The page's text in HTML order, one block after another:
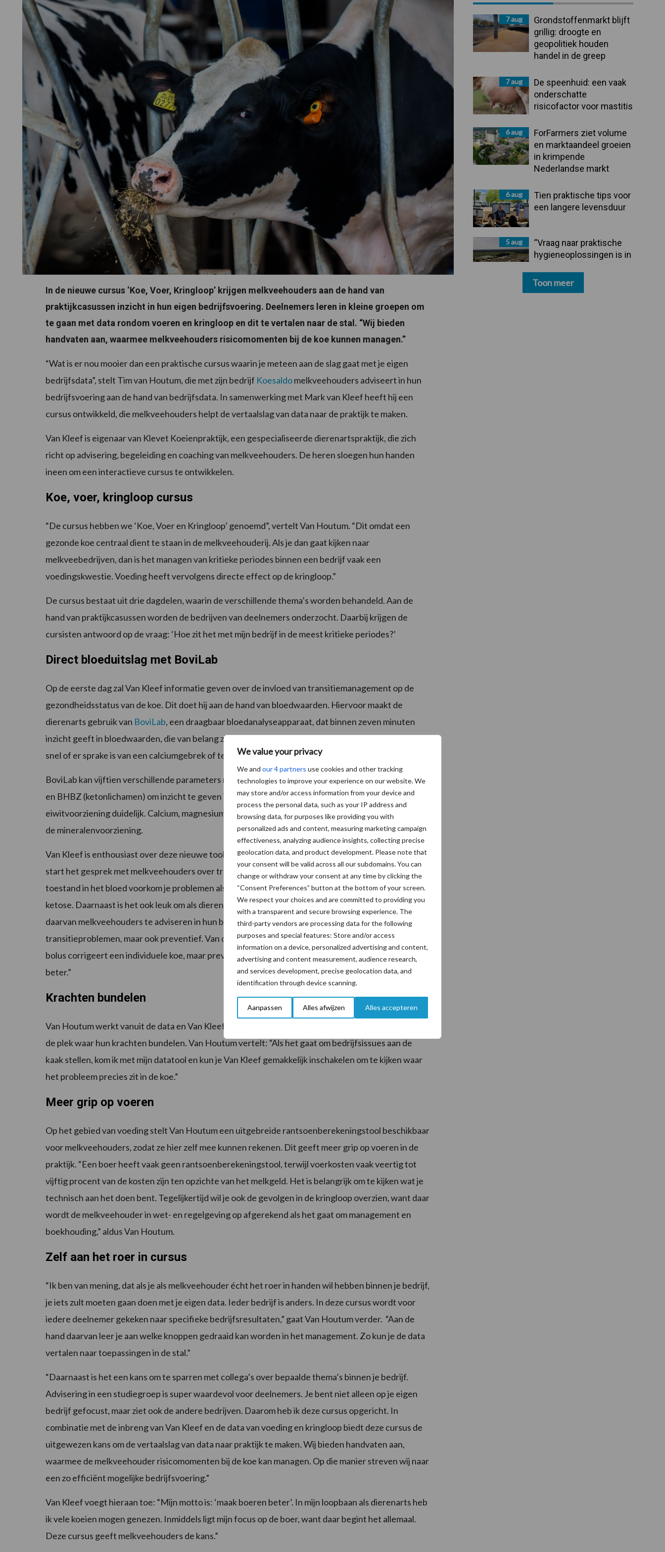
We value your privacy
We and our 4 partners use cookies and other tracking
technologies to improve your experience on our website. We
may store and/or access information from your device and
process the personal data, such as your IP address and
browsing data, for purposes like providing you with
personalized ads and content, measuring marketing campaign
effectiveness, analyzing audience insights, collecting precise
geolocation data, and product development. Please note that
your consent will be valid across all our subdomains. You can
change or withdraw your consent at any time by clicking the
“Consent Preferences” button at the bottom of your screen.
We respect your choices and are committed to providing you
with a transparent and secure browsing experience. The
third-party vendors are processing data for the following
purposes and special features: Store and/or access
information on a device, personalized advertising and content,
advertising and content measurement, audience research,
and services development, precise geolocation data, and
identification through device scanning.
Aanpassen Alles afwijzen Alles accepteren
In de nieuwe cursus ‘Koe, Voer, Kringloop’ krijgen melkveehouders aan de hand van
praktijkcasussen inzicht in hun eigen bedrijfsvoering. Deelnemers leren in kleine groepen om
te gaan met data rondom voeren en kringloop en dit te vertalen naar de stal. “Wij bieden
handvaten aan, waarmee melkveehouders risicomomenten bij de koe kunnen managen.”
“Wat is er nou mooier dan een praktische cursus waarin je meteen aan de slag gaat met je eigen
bedrijfsdata”, stelt Tim van Houtum, die met zijn bedrijf Koesaldomelkveehouders adviseert in hun
bedrijfsvoering aan de hand van bedrijfsdata. In samenwerking met Mark van Kleef heeft hij een
cursus ontwikkeld, die melkveehouders helpt de vertaalslag van data naar de praktijk te maken.
Van Kleef is eigenaar van Klevet Koeienpraktijk, een gespecialiseerde dierenartspraktijk, die zich
richt op advisering, begeleiding en coaching van melkveehouders. De heren sloegen hun handen
ineen om een interactieve cursus te ontwikkelen.
Koe, voer, kringloop cursus
“De cursus hebben we ‘Koe, Voer en Kringloop’ genoemd”, vertelt Van Houtum. “Dit omdat een
gezonde koe centraal dient te staan in de melkveehouderij. Als je dan gaat kijken naar
melkveebedrijven, dan is het managen van kritieke periodes binnen een bedrijf vaak een
voedingskwestie. Voeding heeft vervolgens directe effect op de kringloop.”
De cursus bestaat uit drie dagdelen, waarin de verschillende thema’s worden behandeld. Aan de
hand van praktijkcasussen worden de bedrijven van deelnemers onderzocht. Daarbij krijgen de
cursisten antwoord op de vraag: ‘Hoe zit het met mijn bedrijf in de meest kritieke periodes?’
Direct bloeduitslag met BoviLab
Op de eerste dag zal Van Kleef informatie geven over de invloed van transitiemanagement op de
gezondheidsstatus van de koe. Dit doet hij aan de hand van bloedwaarden. Hiervoor maakt de
dierenarts gebruik van BoviLab, een draagbaar bloedanalyseapparaat, dat binnen zeven minuten
inzicht geeft in bloedwaarden, die van belang zijn in de transitieperiode. Zo weet de melkveehouder
snel of er sprake is van een calciumgebrek of teveel vetafbraak.
BoviLab kan vijftien verschillende parameters meten. De transitieslide meet NEFA (vrije vetzuren)
en BHBZ (ketonlichamen) om inzicht te geven in de energievoorziening van de koe. Ureum maakt de
eiwitvoorziening duidelijk. Calcium, magnesium en fosforwaarden in het bloed vertellen meer over
de mineralenvoorziening.
Van Kleef is enthousiast over deze nieuwe tool in de melkveehouderij. Hij vertelt hierover: “BoviLab
start het gesprek met melkveehouders over transitiemanagement. Als je vroeg inspeelt op de
toestand in het bloed voorkom je problemen als lebmaagdraaiing, aan de nageboorte blijven staan en
ketose. Daarnaast is het ook leuk om als dierenarts zelf uitslagen te genereren en aan de hand
daarvan melkveehouders te adviseren in hun bedrijfsvoering.” BoviLab is te gebruiken bij
transitieproblemen, maar ook preventief. Van dat laatste is Van Kleef met name voorstander: “Een
bolus corrigeert een individuele koe, maar preventief werken op bedrijfsniveau is natuurlijk veel
beter.”
Krachten bundelen
Van Houtum werkt vanuit de data en Van Kleef zijn startpunt is de situatie op stal. Dit is ook meteen
de plek waar hun krachten bundelen. Van Houtum vertelt: “Als het gaat om bedrijfsissues aan de
kaak stellen, kom ik met mijn datatool en kun je Van Kleef gemakkelijk inschakelen om te kijken waar
het probleem precies zit in de koe.”
Meer grip op voeren
Op het gebied van voeding stelt Van Houtum een uitgebreide rantsoenberekeningstool beschikbaar
voor melkveehouders, zodat ze hier zelf mee kunnen rekenen. Dit geeft meer grip op voeren in de
praktijk. “Een boer heeft vaak geen rantsoenberekeningstool, terwijl voerkosten vaak veertig tot
vijftig procent van de kosten zijn ten opzichte van het melkgeld. Het is belangrijk om te kijken wat je
technisch aan het doen bent. Tegelijkertijd wil je ook de gevolgen in de kringloop overzien, want daar
wordt de melkveehouder in wet- en regelgeving op afgerekend als het gaat om management en
boekhouding,” aldus Van Houtum.
Zelf aan het roer in cursus
“Ik ben van mening, dat als je als melkveehouder écht het roer in handen wil hebben binnen je bedrijf,
je iets zult moeten gaan doen met je eigen data. Ieder bedrijf is anders. In deze cursus wordt voor
iedere deelnemer gekeken naar specifieke bedrijfsresultaten,” gaat Van Houtum verder. “Aan de
hand daarvan leer je aan welke knoppen gedraaid kan worden in het management. Zo kun je de data
vertalen naar toepassingen in de stal.”
“Daarnaast is het een kans om te sparren met collega’s over bepaalde thema’s binnen je bedrijf.
Advisering in een studiegroep is super waardevol voor deelnemers. Je bent niet alleen op je eigen
bedrijf gefocust, maar ziet ook de andere bedrijven. Daarom heb ik deze cursus opgericht. In
combinatie met de inbreng van Van Kleef en de data van voeding en kringloop biedt deze cursus de
uitgewezen kans om de vertaalslag van data naar praktijk te maken.Wij bieden handvaten aan,
waarmee de melkveehouder risicomomenten bij de koe kan managen. Op die manier streven wij naar
een zo efficiënt mogelijke bedrijfsvoering.”
Van Kleef voegt hieraan toe: “Mijn motto is: ‘maak boeren beter’. In mijn loopbaan als dierenarts heb
ik vele koeien mogen genezen. Inmiddels ligt mijn focus op de boer, want daar begint het allemaal.
Deze cursus geeft melkveehouders de kans.”
Sidebar7 aug
Grondstoffenmarkt blijft
grillig: droogte en
geopolitiek houden
handel in de greep
7 aug
De speenhuid: een vaak
onderschatte
risicofactor voor mastitis
6 aug
ForFarmers ziet volume
en marktaandeel groeien
in krimpende
Nederlandse markt
6 aug
Tien praktische tips voor
een langere levensduur
5 aug
“Vraag naar praktische
hygieneoplossingen is in
Toon meer